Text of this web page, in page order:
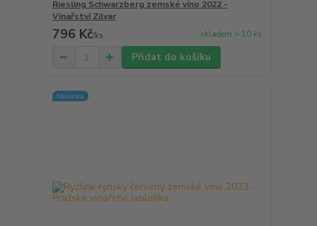
Riesling Schwarzberg zemské víno 2022 -
Vinařství Zilvar
796 Kč/ks skladem > 10 ks
Přidat do košíku
Novinka